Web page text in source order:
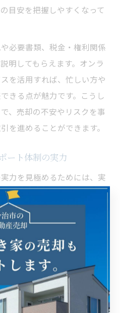
目安を把握しやすくなって
必要書類、税金・権利関係
明してもらえます。オンラ
を活用すれば、忙しい方や
きる点が魅力です。こうし
、売却の不安やリスクを事
を進めることができます。
ート体制の実力
力を見極めるためには、実
判を参考にすることが有効
では、地元密着型の会社に
な手続き」「丁寧な説明」
ています。
ず、複数の会社を比較検討
利用者の声からは、担当者
内容の充実度が分かるた